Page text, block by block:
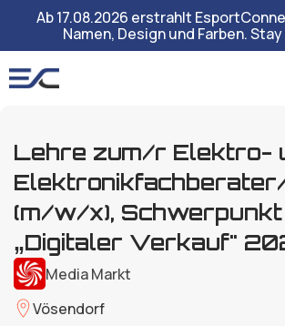
Ab 17.08.2026 erstrahlt
Namen, Design und Farben.
Lehre zum/r Elektro-
(m/w/x), Schwerpunkt
„Digitaler Verkauf"
Media Markt
Vösendorf